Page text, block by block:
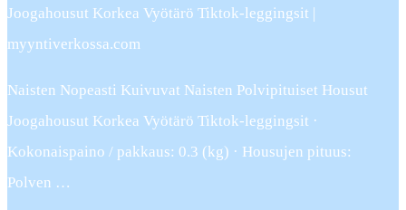
Joogahousut Korkea Vyötärö Tiktok-leggingsit |
myyntiverkossa.com
Naisten Nopeasti Kuivuvat Naisten Polvipituiset Housut
Joogahousut Korkea Vyötärö Tiktok-leggingsit ·
Kokonaispaino / pakkaus: 0.3 (kg) · Housujen pituus:
Polven …